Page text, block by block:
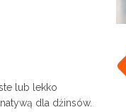
lub lekko
dla dżinsów.